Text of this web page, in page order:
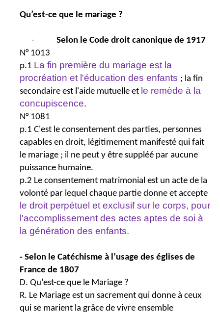
Qu’est-ce que le mariage ?
-
Selon le Code droit canonique de 1917
N° 1013
p.1 La fin première du mariage est la
procréation et l'éducation des enfants ; la fin
secondaire est l'aide mutuelle et le remède à la
concupiscence.
N° 1081
p.1 C'est le consentement des parties, personnes
capables en droit, légitimement manifesté qui fait
le mariage ; il ne peut y être suppléé par aucune
puissance humaine.
p.2 Le consentement matrimonial est un acte de la
volonté par lequel chaque partie donne et accepte
le droit perpétuel et exclusif sur le corps, pour
l'accomplissement des actes aptes de soi à
la génération des enfants.
- Selon le Catéchisme à l’usage des églises de
France de 1807
D. Qu’est-ce que le Mariage ?
R. Le Mariage est un sacrement qui donne à ceux
qui se marient la grâce de vivre ensemble